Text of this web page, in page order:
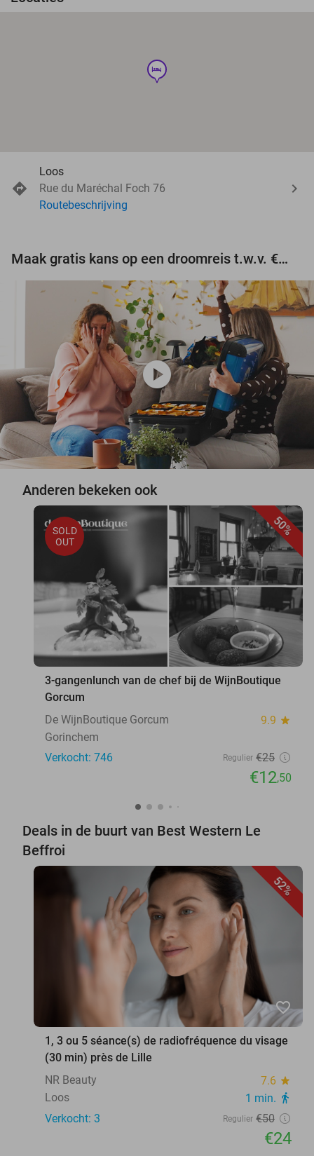
hotel
Loos
Rue du Maréchal Foch 76
Routebeschrijving
Maak gratis kans op een droomreis t.w.v. €3.000!
play_circle
Anderen bekeken ook
50%
SOLD
OUT
3-gangenlunch van de chef bij de WijnBoutique
Gorcum
De WijnBoutique Gorcum
9.9 star
Gorinchem
Verkocht: 746
Regulier €25
€12,50
Deals in de buurt van Best Western Le
Beffroi
52%
favorite_border
1, 3 ou 5 séance(s) de radiofréquence du visage
(30 min) près de Lille
NR Beauty
7.6 star
Loos 1 min. directions_walk
Verkocht: 3 Regulier €50
€24